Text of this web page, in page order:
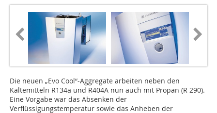
Die neuen „Evo Cool“-Aggregate arbeiten neben den
Kältemitteln R134a und R404A nun auch mit Propan (R 290).
Eine Vorgabe war das Absenken der
Verflüssigungstemperatur sowie das Anheben der